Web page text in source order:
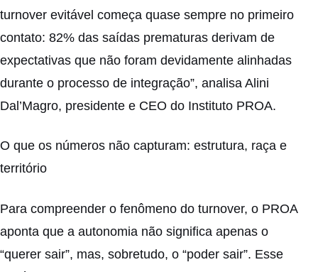
turnover evitável começa quase sempre no primeiro
contato: 82% das saídas prematuras derivam de
expectativas que não foram devidamente alinhadas
durante o processo de integração”, analisa Alini
Dal’Magro, presidente e CEO do Instituto PROA.
O que os números não capturam: estrutura, raça e
território
Para compreender o fenômeno do turnover, o PROA
aponta que a autonomia não significa apenas o
“querer sair”, mas, sobretudo, o “poder sair”. Esse